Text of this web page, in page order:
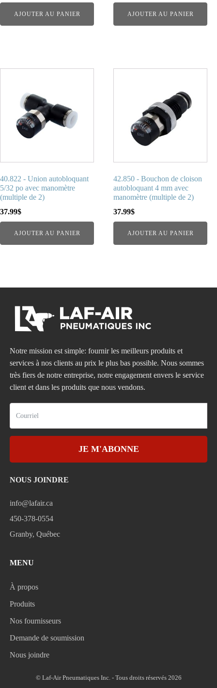
AJOUTER AU PANIER AJOUTER AU PANIER
40.822 - Union autobloquant
5/32 po avec manomètre
(multiple de 2)
37.99$
AJOUTER AU PANIER
42.850 - Bouchon de cloison
autobloquant 4 mm avec
manomètre (multiple de 2)
37.99$
AJOUTER AU PANIER
Notre mission est simple: fournir les meilleurs produits et
services à nos clients au prix le plus bas possible. Nous sommes
très fiers de notre entreprise, notre engagement envers le service
client et dans les produits que nous vendons.
JE M'ABONNE
NOUS JOINDRE
info@lafair.ca
450-378-0554
Granby, Québec
MENU
À propos
Produits
Nos fournisseurs
Demande de soumission
Nous joindre
© Laf-Air Pneumatiques Inc. - Tous droits réservés 2026